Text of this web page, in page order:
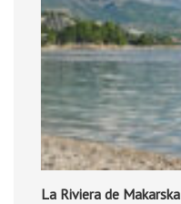
La Riviera de Makarska